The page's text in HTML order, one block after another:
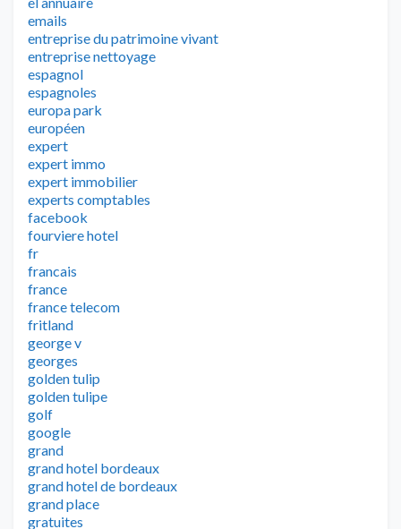
emails
entreprise du patrimoine vivant
entreprise nettoyage
espagnol
espagnoles
europa park
européen
expert
expert immo
expert immobilier
experts comptables
facebook
fourviere hotel
fr
francais
france
france telecom
fritland
george v
georges
golden tulip
golden tulipe
golf
google
grand
grand hotel bordeaux
grand hotel de bordeaux
grand place
gratuites